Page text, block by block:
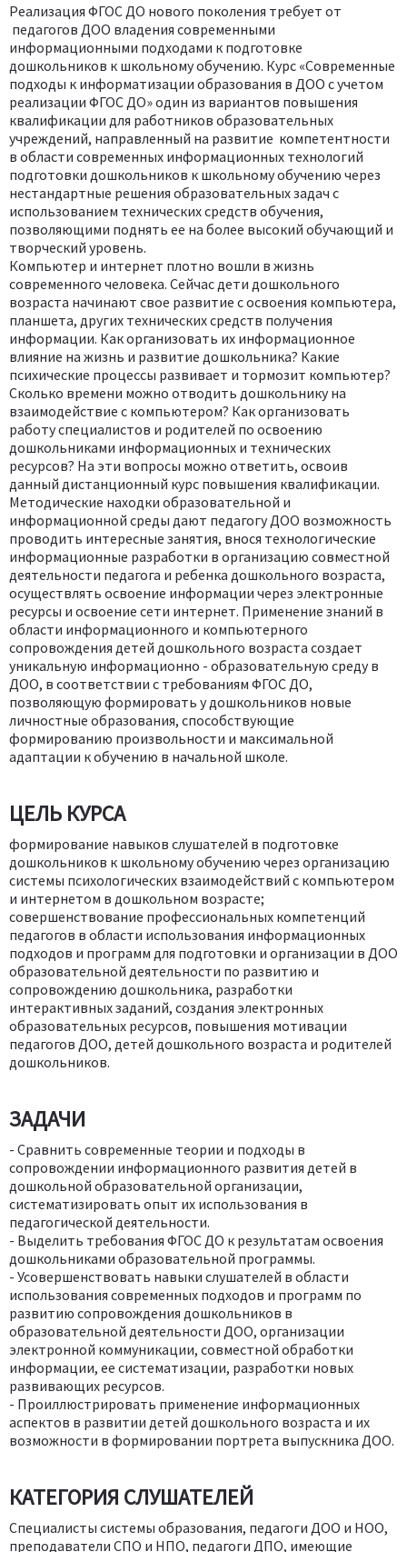
Реализация ФГОС ДО нового поколения требует от
педагогов ДОО владения современными
информационными подходами к подготовке
дошкольников к школьному обучению. Курс «Современные
подходы к информатизации образования в ДОО с учетом
реализации ФГОС ДО» один из вариантов повышения
квалификации для работников образовательных
учреждений, направленный на развитие компетентности
в области современных информационных технологий
подготовки дошкольников к школьному обучению через
нестандартные решения образовательных задач с
использованием технических средств обучения,
позволяющими поднять ее на более высокий обучающий и
творческий уровень.
Компьютер и интернет плотно вошли в жизнь
современного человека. Сейчас дети дошкольного
возраста начинают свое развитие с освоения компьютера,
планшета, других технических средств получения
информации. Как организовать их информационное
влияние на жизнь и развитие дошкольника? Какие
психические процессы развивает и тормозит компьютер?
Сколько времени можно отводить дошкольнику на
взаимодействие с компьютером? Как организовать
работу специалистов и родителей по освоению
дошкольниками информационных и технических
ресурсов? На эти вопросы можно ответить, освоив
данный дистанционный курс повышения квалификации.
Методические находки образовательной и
информационной среды дают педагогу ДОО возможность
проводить интересные занятия, внося технологические
информационные разработки в организацию совместной
деятельности педагога и ребенка дошкольного возраста,
осуществлять освоение информации через электронные
ресурсы и освоение сети интернет. Применение знаний в
области информационного и компьютерного
сопровождения детей дошкольного возраста создает
уникальную информационно - образовательную среду в
ДОО, в соответствии с требованиям ФГОС ДО,
позволяющую формировать у дошкольников новые
личностные образования, способствующие
формированию произвольности и максимальной
адаптации к обучению в начальной школе.
ЦЕЛЬ КУРСА
формирование навыков слушателей в подготовке
дошкольников к школьному обучению через организацию
системы психологических взаимодействий с компьютером
и интернетом в дошкольном возрасте;
совершенствование профессиональных компетенций
педагогов в области использования информационных
подходов и программ для подготовки и организации в ДОО
образовательной деятельности по развитию и
сопровождению дошкольника, разработки
интерактивных заданий, создания электронных
образовательных ресурсов, повышения мотивации
педагогов ДОО, детей дошкольного возраста и родителей
дошкольников.
ЗАДАЧИ
- Сравнить современные теории и подходы в
сопровождении информационного развития детей в
дошкольной образовательной организации,
систематизировать опыт их использования в
педагогической деятельности.
- Выделить требования ФГОС ДО к результатам освоения
дошкольниками образовательной программы.
- Усовершенствовать навыки слушателей в области
использования современных подходов и программ по
развитию сопровождения дошкольников в
образовательной деятельности ДОО, организации
электронной коммуникации, совместной обработки
информации, ее систематизации, разработки новых
развивающих ресурсов.
- Проиллюстрировать применение информационных
аспектов в развитии детей дошкольного возраста и их
возможности в формировании портрета выпускника ДОО.
КАТЕГОРИЯ СЛУШАТЕЛЕЙ
Специалисты системы образования, педагоги ДОО и НОО,
преподаватели СПО и НПО, педагоги ДПО, имеющие